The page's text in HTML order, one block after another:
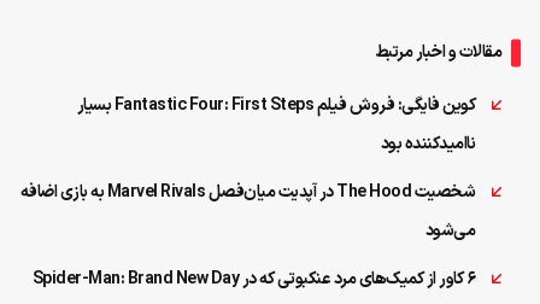
مقالات و اخبار مرتبط
کوین فایگی: فروش فیلم Fantastic Four: First Steps بسیار
ناامیدکننده بود
شخصیت The Hood در آپدیت میان‌فصل Marvel Rivals به بازی اضافه
می‌شود
۶ کاور از کمیک‌های مرد عنکبوتی که در Spider-Man: Brand New Day